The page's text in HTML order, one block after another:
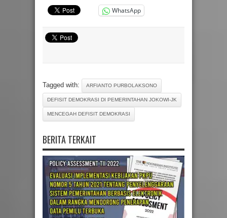
WhatsApp
Tagged with: ARFIANTO PURBOLAKSONO
DEFISIT DEMOKRASI DI PEMERINTAHAN JOKOWI-JK
MENCEGAH DEFISIT DEMOKRASI
BERITA TERKAIT